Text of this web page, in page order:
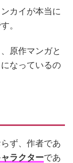
カイが本当に
。
原作マンガと
なっているの
ず、作者であ
ラクターであ